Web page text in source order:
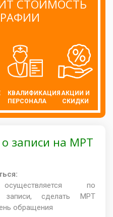
СТОИМОСТЬ
КВАЛИФИКАЦИЯ
ПЕРСОНАЛА
АКЦИИ И
СКИДКИ
записи на МРТ
по
записи, сделать МРТ
обращения